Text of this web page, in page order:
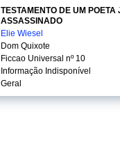
TESTAMENTO DE UM POETA
ASSASSINADO
Elie Wiesel
Dom Quixote
Ficcao Universal nº 10
Informação Indisponível
Geral